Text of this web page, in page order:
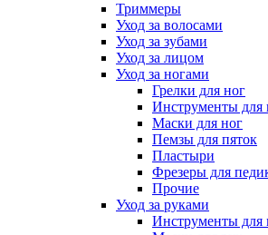
Триммеры
Уход за волосами
Уход за зубами
Уход за лицом
Уход за ногами
Грелки для ног
Инструменты для
Маски для ног
Пемзы для пяток
Пластыри
Фрезеры для
Прочие
Уход за руками
Инструменты для